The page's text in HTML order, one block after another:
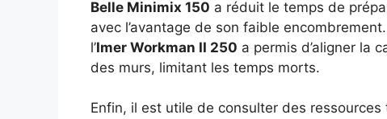
Belle Minimix 150 a réduit le temps de
avec l’avantage de son faible
l’Imer Workman II 250 a permis d’aligner la
des murs, limitant les temps morts.
Enfin, il est utile de consulter des